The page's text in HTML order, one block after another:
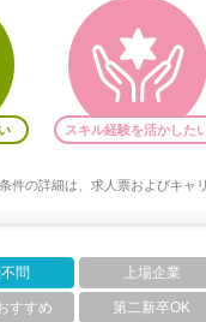
スキル経験を活かした
件の詳細は、求人票およびキャ
問 上場企業
すすめ 第二新卒OK